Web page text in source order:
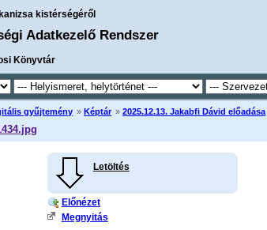
kistérségéről
Adatkezelő Rendszer
Könyvtár
gyűjtemény » Képtár »2025.12.13. Jakabfi Dávid előadása
Letöltés
Előnézet
Megnyitás